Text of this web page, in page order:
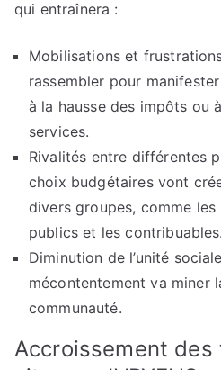
qui entraînera :
Mobilisations et
rassembler pour
à la hausse des impôts ou
services.
Rivalités entre différentes
choix budgétaires vont
divers groupes, comme
publics et les contribuables.
Diminution de l’unité
mécontentement va miner
communauté.
Accroissement des